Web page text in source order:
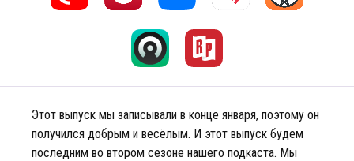
Этот выпуск мы записывали в конце января, поэтому он
получился добрым и весёлым. И этот выпуск будем
последним во втором сезоне нашего подкаста. Мы